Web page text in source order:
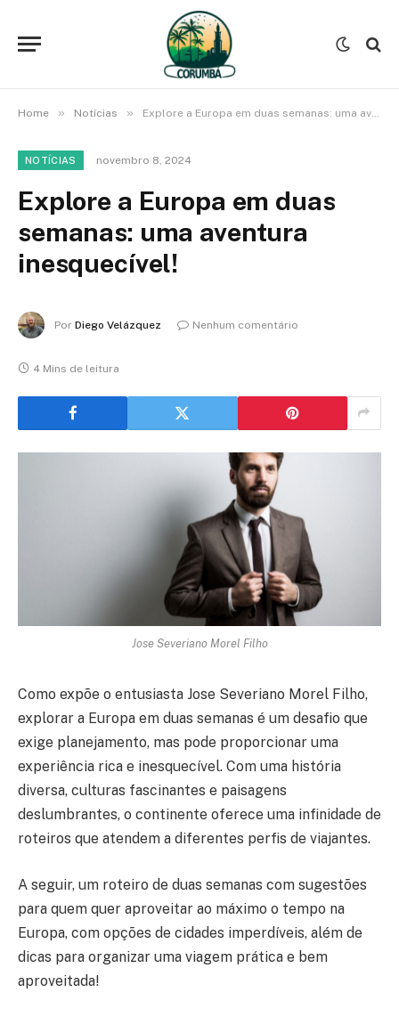
Home » Notícias » Explore a Europa em duas semanas: uma aventura inesquecível!
NOTÍCIAS novembro 8, 2024
Explore a Europa em duas
semanas: uma aventura
inesquecível!
Por Diego Velázquez Nenhum comentário
4 Mins de leitura
Jose Severiano Morel Filho
Como expõe o entusiasta Jose Severiano Morel Filho,
explorar a Europa em duas semanas é um desafio que
exige planejamento, mas pode proporcionar uma
experiência rica e inesquecível. Com uma história
diversa, culturas fascinantes e paisagens
deslumbrantes, o continente oferece uma infinidade de
roteiros que atendem a diferentes perfis de viajantes.
A seguir, um roteiro de duas semanas com sugestões
para quem quer aproveitar ao máximo o tempo na
Europa, com opções de cidades imperdíveis, além de
dicas para organizar uma viagem prática e bem
aproveitada!